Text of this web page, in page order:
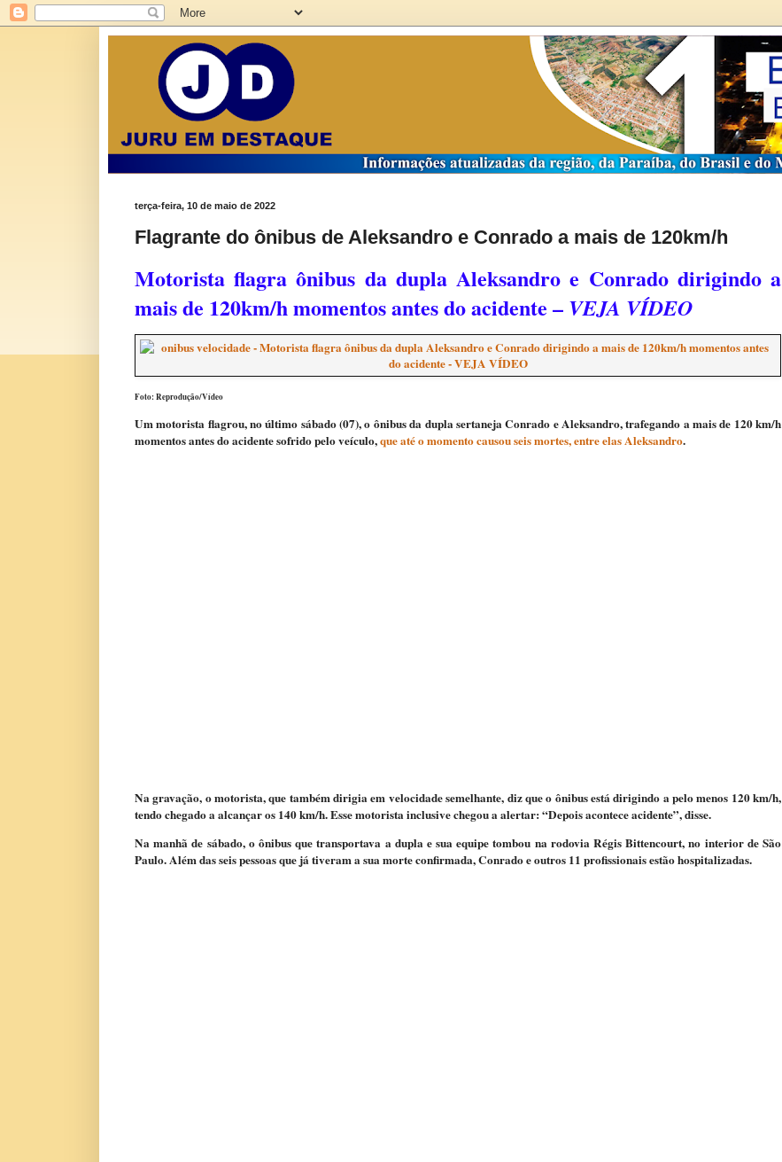
terça-feira, 10 de maio de 2022
Flagrante do ônibus de Aleksandro e Conrado a mais de 120km/h
Motorista flagra ônibus da dupla Aleksandro e Conrado dirigindo a
mais de 120km/h momentos antes do acidente – VEJA VÍDEO
Foto: Reprodução/Vídeo
Um motorista flagrou, no último sábado (07), o ônibus da dupla sertaneja Conrado e Aleksandro, trafegando a mais de 120 km/h
momentos antes do acidente sofrido pelo veículo,que até o momento causou seis mortes, entre elas Aleksandro.
Na gravação, o motorista, que também dirigia em velocidade semelhante, diz que o ônibus está dirigindo a pelo menos 120 km/h,
tendo chegado a alcançar os 140 km/h. Esse motorista inclusive chegou a alertar: “Depois acontece acidente”, disse.
Na manhã de sábado, o ônibus que transportava a dupla e sua equipe tombou na rodovia Régis Bittencourt, no interior de São
Paulo. Além das seis pessoas que já tiveram a sua morte confirmada, Conrado e outros 11 profissionais estão hospitalizadas.